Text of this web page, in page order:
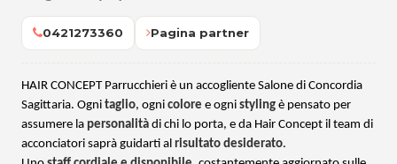
0421273360 Pagina partner
HAIR CONCEPT Parrucchieri è un accogliente Salone di Concordia
Sagittaria. Ogni taglio, ogni colore e ogni styling è pensato per
assumere la personalità di chi lo porta, e da Hair Concept il team di
acconciatori saprà guidarti al risultato desiderato.